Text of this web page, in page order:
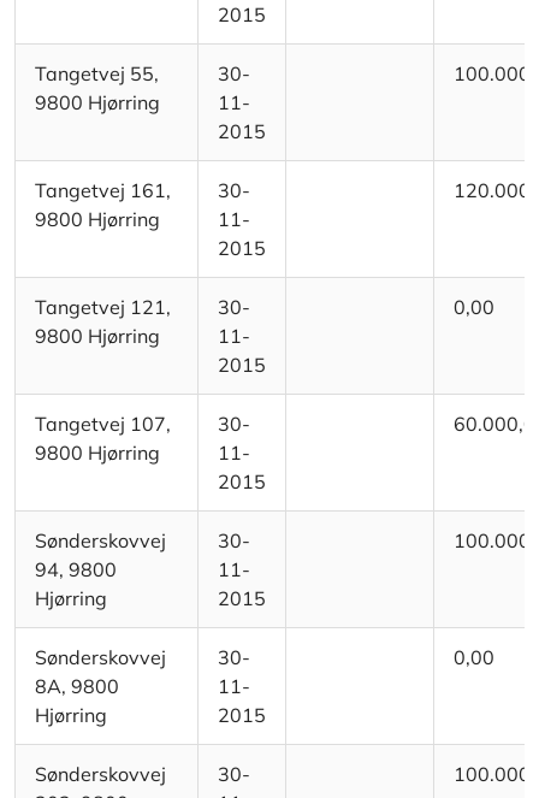
2015
Tangetvej 55,
9800 Hjørring
30-
11-
2015
Tangetvej 161,
9800 Hjørring
30-
11-
2015
Tangetvej 121,
9800 Hjørring
30-
11-
2015
0,00
Tangetvej 107,
9800 Hjørring
30-
11-
2015
Sønderskovvej
94, 9800
Hjørring
30-
11-
2015
Sønderskovvej
8A, 9800
Hjørring
30-
11-
2015
0,00
Sønderskovvej
30-